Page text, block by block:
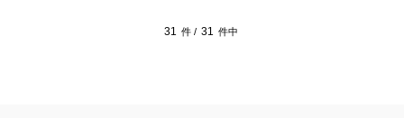
31 件 / 31 件中